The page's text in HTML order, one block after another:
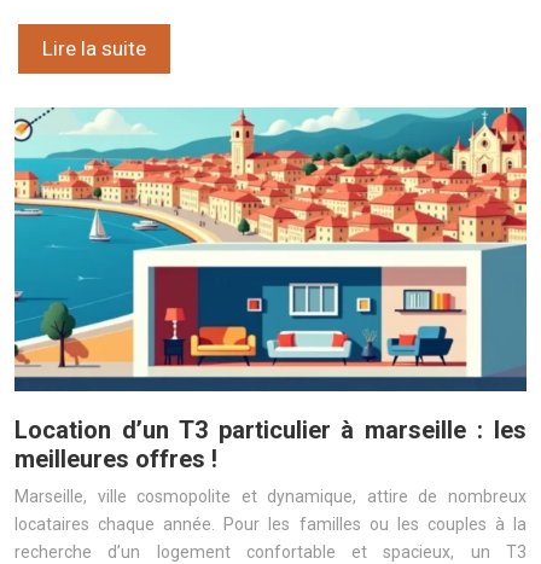
Lire la suite
Location d’un T3 particulier à marseille : les
meilleures offres !
Marseille, ville cosmopolite et dynamique, attire de nombreux
locataires chaque année. Pour les familles ou les couples à la
recherche d’un logement confortable et spacieux, un T3